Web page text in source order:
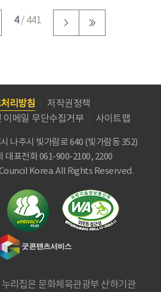
4/ 441
리방침
저작권정책
이메일 무단수집거부
사이트맵
나주시 빛가람로 640 (빛가람동 352)
대표전화 061-900-2100, 2200
Korea. All Rights Reserved.
누리집은 문화체육관광부 산하기관